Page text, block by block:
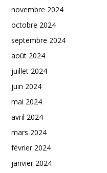
novembre 2024
octobre 2024
septembre 2024
août 2024
juillet 2024
juin 2024
mai 2024
avril 2024
mars 2024
février 2024
janvier 2024